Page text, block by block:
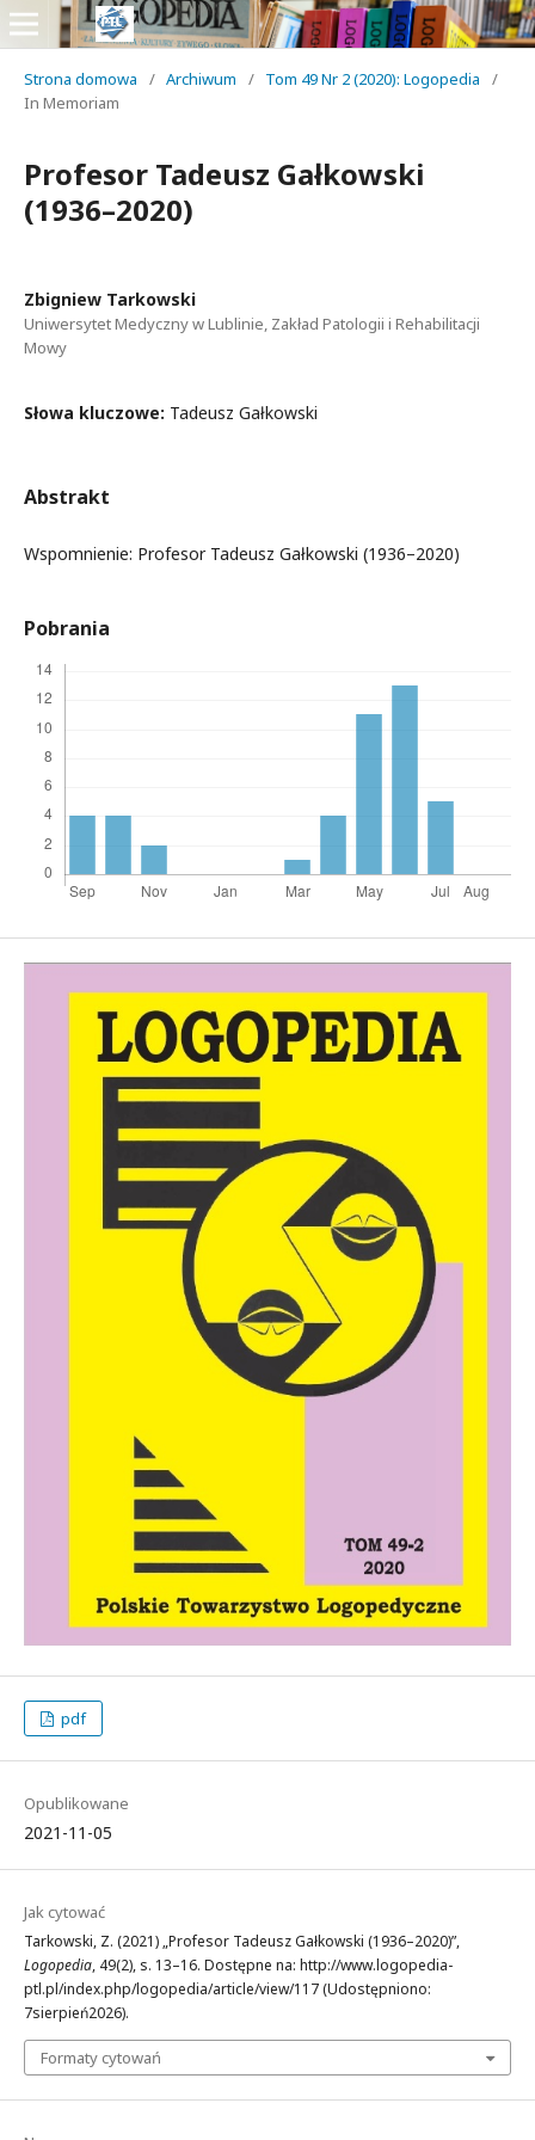
Strona domowa / Archiwum / Tom 49 Nr 2 (2020): Logopedia
/
In Memoriam
Profesor Tadeusz Gałkowski
(1936–2020)
Zbigniew Tarkowski
Uniwersytet Medyczny w Lublinie, Zakład Patologii i Rehabilitacji
Mowy
Słowa kluczowe: Tadeusz Gałkowski
Abstrakt
Wspomnienie: Profesor Tadeusz Gałkowski (1936–2020)
Pobrania
pdf
Opublikowane
2021-11-05
Jak cytować
Tarkowski, Z. (2021) „Profesor Tadeusz Gałkowski (1936–2020)”,
Logopedia, 49(2), s. 13–16. Dostępne na: http://www.logopedia-
ptl.pl/index.php/logopedia/article/view/117 (Udostępniono:
7sierpień2026).
Formaty cytowań